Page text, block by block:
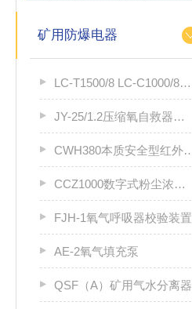
矿用防爆电器
LC-T1500/8 LC-C1000/8煤矿用塑料溜槽
JY-25/1.2压缩氧自救器用安全阀
CWH380本质安全型红外测温仪
CCZ1000数字式粉尘浓度检验仪
FJH-1氧气呼吸器校验装置
AE-2氧气填充泵
QSF（A）矿用气水分离器